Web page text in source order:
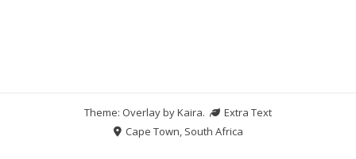
Theme: Overlay byKaira.
Extra Text
Cape Town, South Africa